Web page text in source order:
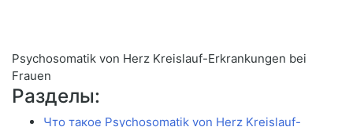
Psychosomatik von Herz Kreislauf-Erkrankungen bei
Frauen
Разделы:
Что такое Psychosomatik von Herz Kreislauf-